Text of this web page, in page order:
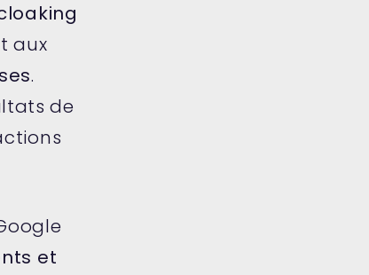
aux
.
de
et